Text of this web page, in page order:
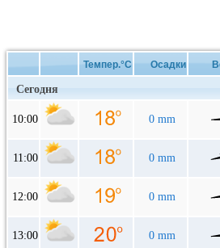
Темпер.°C Осадки
Сегодня
10:00 0 mm
11:00 0 mm
12:00 0 mm
13:00 0 mm